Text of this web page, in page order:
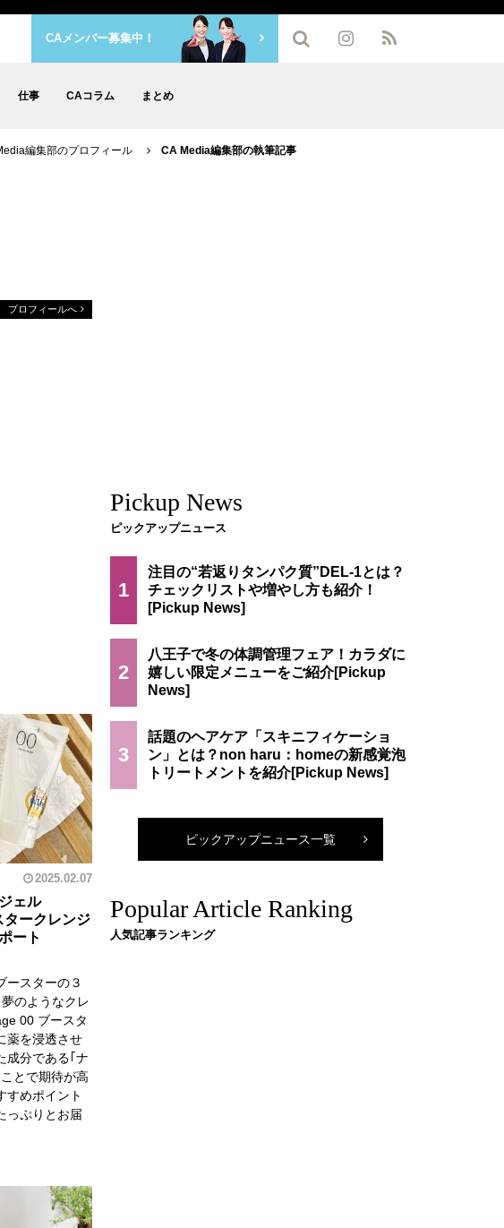
仕事 CAコラム まとめ
CAメンバー募集中！
編集部のプロフィール CA Media編集部の執筆記事
プロフィールへ
2025.02.07
ェル
タークレンジ
ート
ースターの３
のようなクレ
00 ブースタ
薬を浸透させ
成分である｢ナ
とで期待が高
すめポイント
っぷりとお届
Pickup News
ピックアップニュース
1
注目の“若返りタンパク質”DEL-1とは？
チェックリストや増やし方も紹介！
2
八王子で冬の体調管理フェア！カラダに
嬉しい限定メニューをご紹介
3
話題のヘアケア「スキニフィケーショ
ン」とは？non haru：homeの新感覚泡
トリートメントを紹介
ピックアップニュース一覧
Popular Article Ranking
人気記事ランキング